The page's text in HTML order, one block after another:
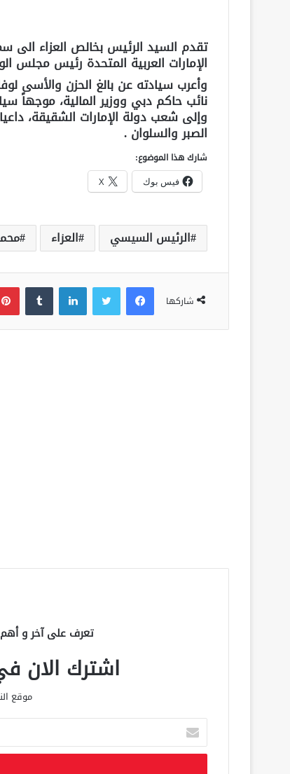
تقدم السيد الرئيس بخالص العزاء
الإمارات العربية المتحدة رئيس مجلس
وأعرب سيادته عن بالغ الحزن والأسى
نائب حاكم دبي ووزير المالية، موجهاً
وإلى شعب دولة الإمارات الشقيقة،
الصبر والسلوان .
شارك هذا الموضوع:
فيس بوك X
الرئيس السيسي العزاء
شاركها
فيسبوك لينكدإن
تعرف على آخر و أهم
اشترك الان
موقع النيل ٢٤ الحصري
خ